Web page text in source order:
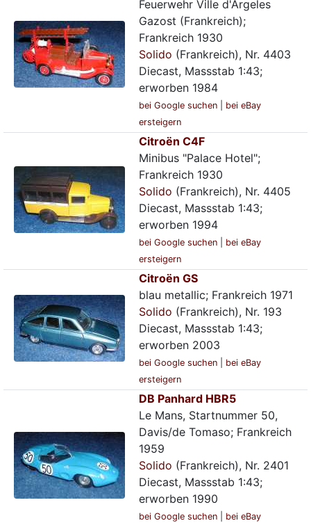
Feuerwehr Ville d'Argeles
Gazost (Frankreich);
Frankreich 1930
Solido (Frankreich), Nr. 4403
Diecast, Massstab 1:43;
erworben 1984
bei Google suchen
bei eBay
ersteigern
Citroën C4F
Minibus "Palace Hotel";
Frankreich 1930
Solido (Frankreich), Nr. 4405
Diecast, Massstab 1:43;
erworben 1994
bei Google suchen
bei eBay
ersteigern
Citroën GS
blau metallic; Frankreich 1971
Solido (Frankreich), Nr. 193
Diecast, Massstab 1:43;
erworben 2003
bei Google suchen
bei eBay
ersteigern
DB Panhard HBR5
Le Mans, Startnummer 50,
Davis/de Tomaso; Frankreich
1959
Solido (Frankreich), Nr. 2401
Diecast, Massstab 1:43;
erworben 1990
bei Google suchen bei eBay